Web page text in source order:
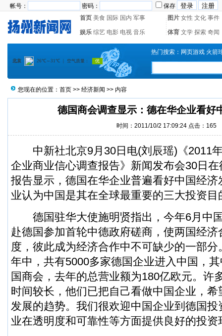
帐号： 密码：
保存
首页 美食 国际 国内 军事 图片 女性 文化 事件
娱乐 综艺 电影 电视 音乐 体育 文学 探索 奇闻
热门搜索： 网页游戏 火箭
您现在的位置： 首页 >> 经济新闻 >> 内容
德国商会调查显示：德在华企业看好
时间：2011/10/2 17:09:24 点击： 165
中新社北京9月30日电(刘辰瑶)《2011
企业商业信心调查报告》新闻发布会30日
报告显示，德国在华企业普遍看好中国经
业认为中国是其在全球最重要的三大投资目
德国驻华大使施明贤指出，今年6月中
赴德国参加首轮中德政府磋商，使两国经
度，彼此成为经济合作中不可缺少的一部分
年中，共有5000多家德国企业进入中国，
国商会，去年的总营业额为180亿欧元。许
时间较长，他们已把自己看做中国企业，
发展的趋势。我们很欢迎中国企业到德国
业在透明度和可靠性等方面提供良好的投资